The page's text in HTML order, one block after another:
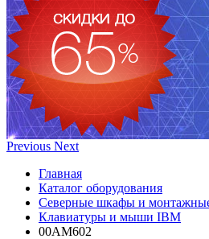
Previous Next
Главная
Каталог оборудования
Северные шкафы и
Клавиатуры и мыши IBM
00AM602